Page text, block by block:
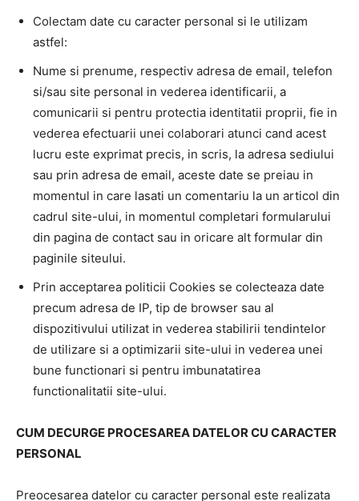
Colectam date cu caracter personal si le utilizam
astfel:
Nume si prenume, respectiv adresa de email, telefon
si/sau site personal in vederea identificarii, a
comunicarii si pentru protectia identitatii proprii, fie in
vederea efectuarii unei colaborari atunci cand acest
lucru este exprimat precis, in scris, la adresa sediului
sau prin adresa de email, aceste date se preiau in
momentul in care lasati un comentariu la un articol din
cadrul site-ului, in momentul completari formularului
din pagina de contact sau in oricare alt formular din
paginile siteului.
Prin acceptarea politicii Cookies se colecteaza date
precum adresa de IP, tip de browser sau al
dispozitivului utilizat in vederea stabilirii tendintelor
de utilizare si a optimizarii site-ului in vederea unei
bune functionari si pentru imbunatatirea
functionalitatii site-ului.
CUM DECURGE PROCESAREA DATELOR CU CARACTER
PERSONAL
Preocesarea datelor cu caracter personal este realizata